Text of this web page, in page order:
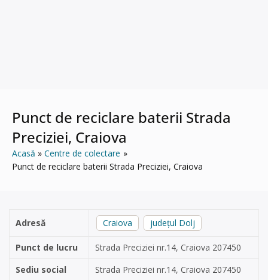
Punct de reciclare baterii Strada
Preciziei, Craiova
Acasă
Centre de colectare
Punct de reciclare baterii Strada Preciziei, Craiova
Adresă Craiova județul Dolj
Punct de lucru
Strada Preciziei nr.14, Craiova 207450
Sediu social
Strada Preciziei nr.14, Craiova 207450